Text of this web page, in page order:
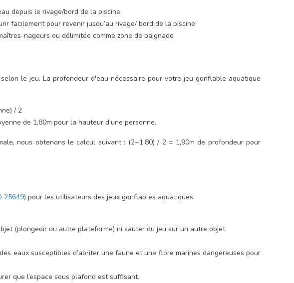
depuis le rivage/bord de la piscine
facilement pour revenir jusqu’au rivage/ bord de la piscine
nageurs ou délimitée comme zone de baignade
le jeu. La profondeur d'eau nécessaire pour votre jeu gonflable aquatique
/ 2
de 1,80m pour la hauteur d'une personne.
nous obtenons le calcul suivant : (2+1,80) / 2 = 1,90m de profondeur pour
25649) pour les utilisateurs des jeux gonflables aquatiques.
(plongeoir ou autre plateforme) ni sauter du jeu sur un autre objet.
eaux susceptibles d’abriter une faune et une flore marines dangereuses pour
que l’espace sous plafond est suffisant.